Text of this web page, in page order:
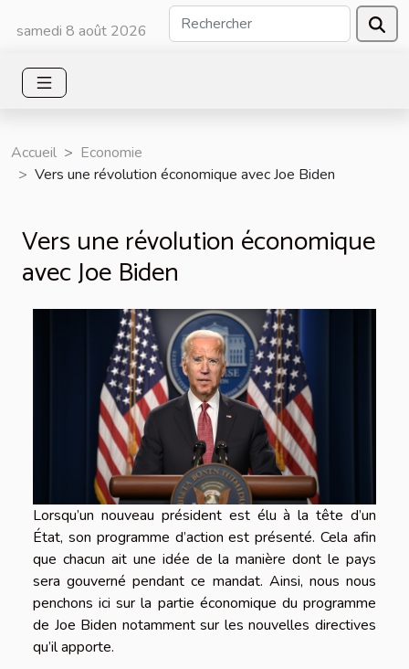
samedi 8 août 2026
Accueil
Economie
Vers une révolution économique avec Joe Biden
Vers une révolution économique
avec Joe Biden
Lorsqu’un nouveau président est élu à la tête d’un
État, son programme d’action est présenté. Cela afin
que chacun ait une idée de la manière dont le pays
sera gouverné pendant ce mandat. Ainsi, nous nous
penchons ici sur la partie économique du programme
de Joe Biden notamment sur les nouvelles directives
qu’il apporte.